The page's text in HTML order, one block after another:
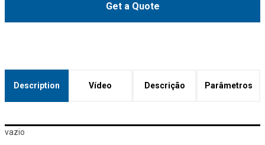
Get a Quote
Description Vídeo Descrição Parâmetros
vazio